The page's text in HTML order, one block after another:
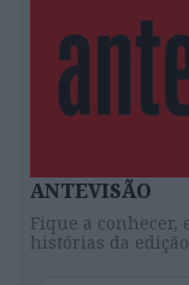
ANTEVISÃO
Fique a
histórias da